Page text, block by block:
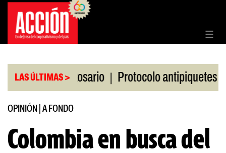
Saltar
contenido
LAS ÚLTIMAS >
de Rosario | Protocolo antipiquetes |
OPINIÓN A FONDO
Colombia en busca del